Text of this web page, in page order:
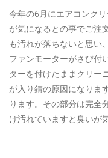
今年の6月にエアコンク
が気になるとの事でご注
も汚れが落ちないと思い
ファンモーターがさび付
ターを付けたままクリー
が入り錆の原因になりま
ります。その部分は完全
け汚れていますと臭いが